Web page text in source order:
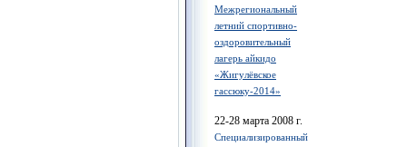
Межрегиональный
летний спортивно-
оздоровительный
лагерь айкидо
«Жигулёвское
гассюку-2014»
22-28 марта 2008 г.
Cпециализированный